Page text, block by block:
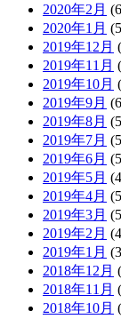
2020年2月
2020年1月
2019年12月
2019年11月
2019年10月
2019年9月
2019年8月
2019年7月
2019年6月
2019年5月
2019年4月
2019年3月
2019年2月
2019年1月
2018年12月
2018年11月
2018年10月